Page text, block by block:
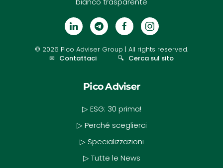
© 2026 Pico Adviser Group | All rights reserved.
✉ Contattaci 🔍 Cerca sul sito
Pico Adviser
▷ ESG: 30 prima!
▷ Perché sceglierci
▷ Specializzazioni
▷ Tutte le News